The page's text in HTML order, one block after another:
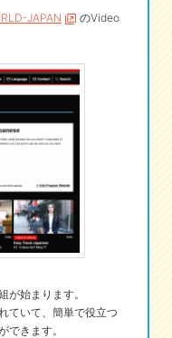
JAPAN
のVideo
が始まります。
ていて、簡単で役立つ
できます。